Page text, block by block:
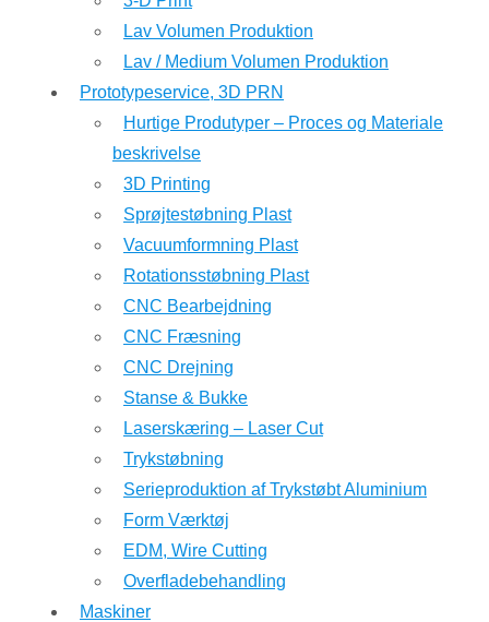
Lav Volumen Produktion
Lav / Medium Volumen Produktion
Prototypeservice, 3D PRN
Hurtige Produtyper – Proces og Materiale
beskrivelse
3D Printing
Sprøjtestøbning Plast
Vacuumformning Plast
Rotationsstøbning Plast
CNC Bearbejdning
CNC Fræsning
CNC Drejning
Stanse & Bukke
Laserskæring – Laser Cut
Trykstøbning
Serieproduktion af Trykstøbt Aluminium
Form Værktøj
EDM, Wire Cutting
Overfladebehandling
Maskiner